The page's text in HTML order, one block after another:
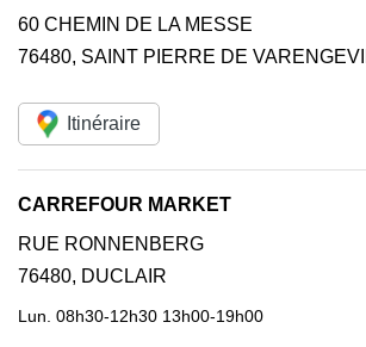
60 CHEMIN DE LA MESSE
76480, SAINT PIERRE DE
Itinéraire
CARREFOUR MARKET
RUE RONNENBERG
76480, DUCLAIR
Lun. 08h30-12h30 13h00-19h00